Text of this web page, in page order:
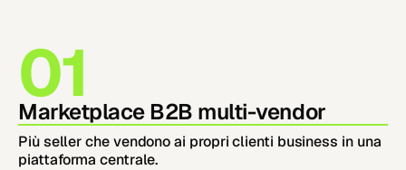
01
Marketplace B2B multi-vendor
Più seller che vendono ai propri clienti business in una
piattaforma centrale.